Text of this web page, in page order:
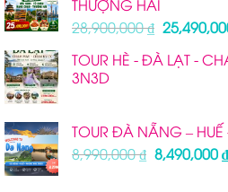
THƯỢNG HẢI
28,900,000₫ Giá
là:
TOUR HÈ - ĐÀ LẠT -
3N3D
TOUR ĐÀ NẴNG –
8,990,000₫ Giá
8,490,000₫